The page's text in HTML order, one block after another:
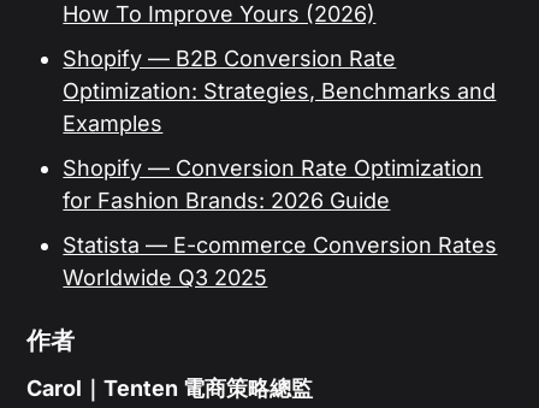
How To Improve Yours (2026)
Shopify — B2B Conversion Rate
Optimization: Strategies, Benchmarks and
Examples
Shopify — Conversion Rate Optimization
for Fashion Brands: 2026 Guide
Statista — E-commerce Conversion Rates
Worldwide Q3 2025
作者
Carol｜Tenten 電商策略總監